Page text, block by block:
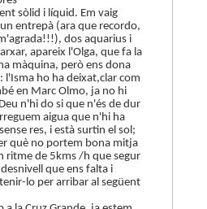
sòlid i líquid. Em vaig
entrepà (ara que recordo,
dos aquarius i
apareix l'Olga, que fa la
màquina, però ens dona
l'Isma ho ha deixat,clar com
en Marc Olmo, ja no hi
n'hi do si que n'és de dur
aigua que n'hi ha
res, i està surtin el sol;
què no portem bona mitja
ritme de 5kms /h que segur
que ens falta i
lo per arribar al següent